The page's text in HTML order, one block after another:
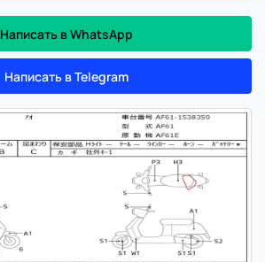
Написать в WhatsApp
Написать в Telegram